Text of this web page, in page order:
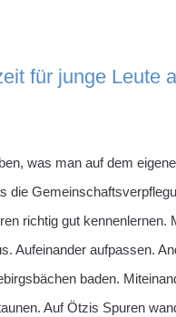
für junge Leute
was man auf dem
die
richtig gut kennenlernen.
Aufeinander aufpassen.
baden.
Auf Ötzis Spuren